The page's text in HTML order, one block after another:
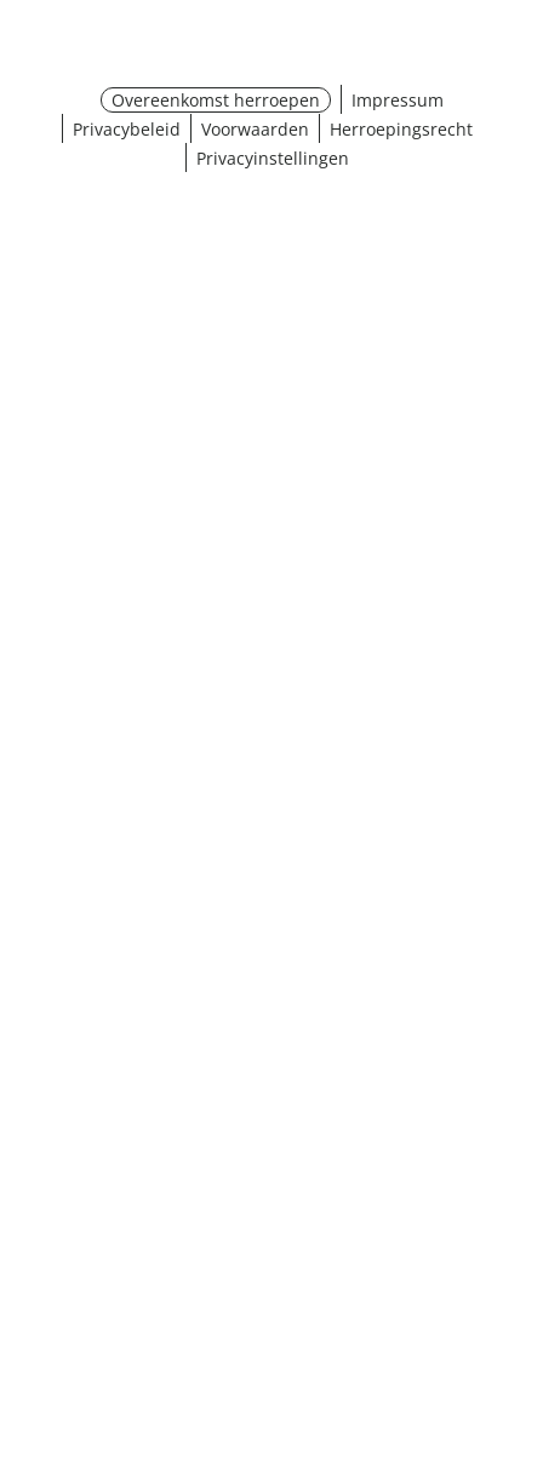
Overeenkomst herroepen
Impressum
Privacybeleid
Voorwaarden
Herroepingsrecht
Privacyinstellingen